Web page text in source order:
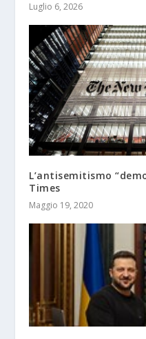
Luglio 6, 2026
L’antisemitismo
Times
Maggio 19, 2020